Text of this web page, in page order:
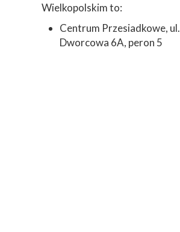
Wielkopolskim to:
Centrum Przesiadkowe, ul.
Dworcowa 6A, peron 5